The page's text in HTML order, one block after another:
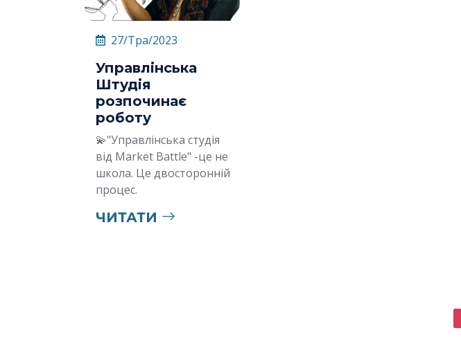
27/Тра/2023
Управлінська
Штудія
розпочинає
роботу
💫"Управлінська студія
від Market Battle" -це не
школа. Це двосторонній
процес.
ЧИТАТИ